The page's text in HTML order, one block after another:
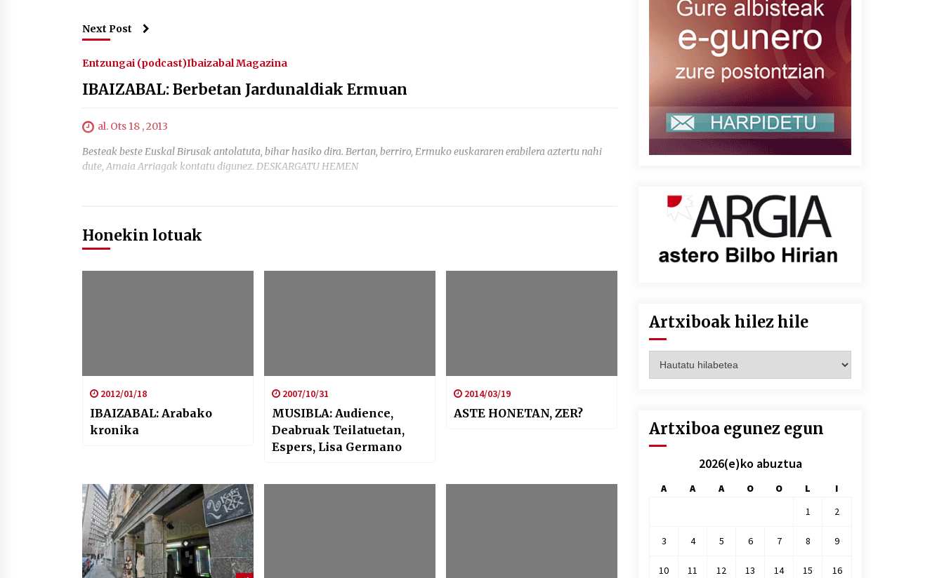
Next Post
Entzungai (podcast)Ibaizabal Magazina
IBAIZABAL: Berbetan Jardunaldiak Ermuan
al. Ots 18 , 2013
Besteak beste Euskal Birusak antolatuta, bihar hasiko dira. Bertan, berriro, Ermuko euskararen erabilera aztertu nahi
dute, Amaia Arriagak kontatu digunez. DESKARGATU HEMEN
Honekin lotuak
2012/01/18
IBAIZABAL: Arabako
kronika
2007/10/31
MUSIBLA: Audience,
Deabruak Teilatuetan,
Espers, Lisa Germano
2014/03/19
ASTE HONETAN, ZER?
Artxiboak hilez hile
hilez
Artxiboa egunez egun
2026(e)ko abuztua
A A A O O L
I
1
2
3 4 5 6 7 8 9
10 11 12 13 14 15 16